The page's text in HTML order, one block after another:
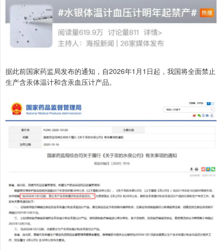
据此前国家药监局发布的通知，自2026年1月1日起，我国将全面禁止
生产含汞体温计和含汞血压计产品。